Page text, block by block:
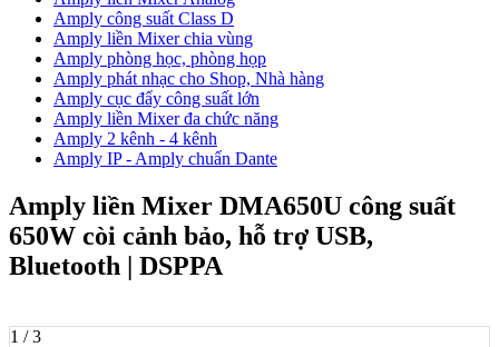
Amply công suất Class D
Amply liền Mixer chia vùng
Amply phòng học, phòng họp
Amply phát nhạc cho Shop, Nhà hàng
Amply cục đẩy công suất lớn
Amply liền Mixer đa chức năng
Amply 2 kênh - 4 kênh
Amply IP - Amply chuẩn Dante
Amply liền Mixer DMA650U công suất
650W còi cảnh bảo, hỗ trợ USB,
Bluetooth | DSPPA
1 / 3